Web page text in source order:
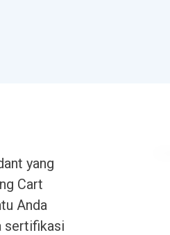
yang
Cart
Anda
sertifikasi